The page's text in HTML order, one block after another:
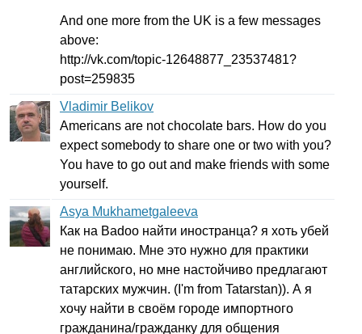
And one more from the UK is a few messages
above:
http://vk.com/topic-12648877_23537481?
post=259835
Vladimir Belikov
Americans are not chocolate bars. How do you
expect somebody to share one or two with you?
You have to go out and make friends with some
yourself.
Asya Mukhametgaleeva
Как на Badoo найти иностранца? я хоть убей
не понимаю. Мне это нужно для практики
английского, но мне настойчиво предлагают
татарских мужчин. ( I'm from Tatarstan)). А я
хочу найти в своём городе импортного
гражданина/гражданку для общения